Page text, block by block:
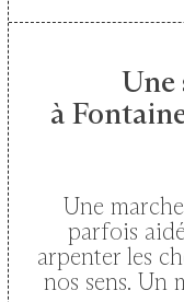
Une
à
Une
parfois
arpenter les
nos sens. Un